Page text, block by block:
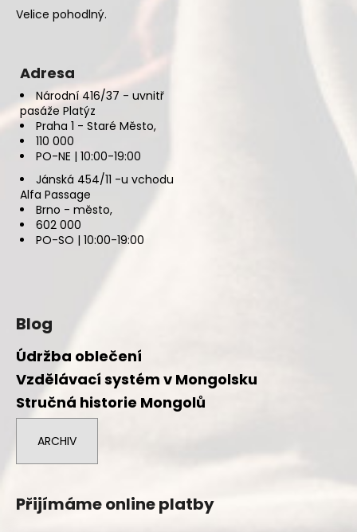
Velice pohodlný.
Adresa
Národní 416/37 - uvnitř
pasáže Platýz
Praha 1 - Staré Město,
110 000
PO-NE | 10:00-19:00
Jánská 454/11 -u vchodu
Alfa Passage
Brno - město,
602 000
PO-SO | 10:00-19:00
Blog
Údržba oblečení
Vzdělávací systém v Mongolsku
Stručná historie Mongolů
ARCHIV
Přijímáme online platby